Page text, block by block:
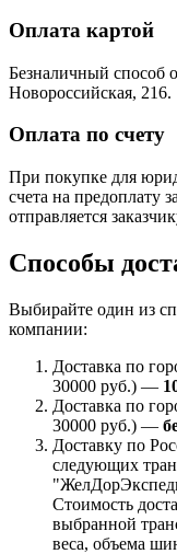
Оплата картой
Безналичный способ
Новороссийская, 216.
Оплата по счету
При покупке для
счета на предоплату
отправляется
Способы
Выбирайте один из
компании:
Доставка по
30000 руб.) —
Доставка по
30000 руб.) —
Доставку по
следующих
Стоимость
выбранной
веса, объема